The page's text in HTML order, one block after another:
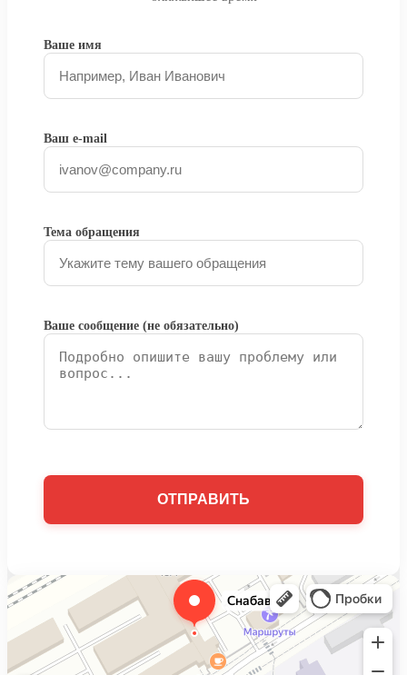
Ваше имя
Ваш e-mail
Тема обращения
Ваше сообщение (не обязательно)